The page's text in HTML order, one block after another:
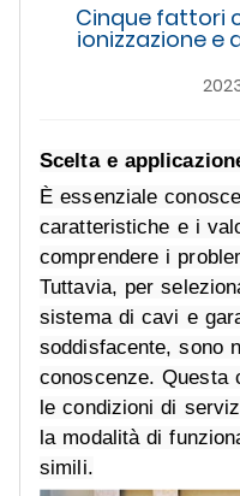
Cinque fattori
ionizzazione e
Scelta e
È essenziale
caratteristiche e i
comprendere i
Tuttavia, per
sistema di cavi e
soddisfacente, sono
conoscenze. Questa
le condizioni di
la modalità di
simili.